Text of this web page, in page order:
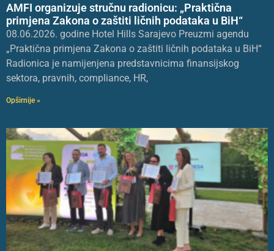
AMFI organizuje stručnu radionicu: „Praktična
primjena Zakona o zaštiti ličnih podataka u BiH“
08.06.2026. godine Hotel Hills Sarajevo Preuzmi agendu
„Praktična primjena Zakona o zaštiti ličnih podataka u BiH“
Radionica je namijenjena predstavnicima finansijskog
sektora, pravnih, compliance, HR,
Opširnije »